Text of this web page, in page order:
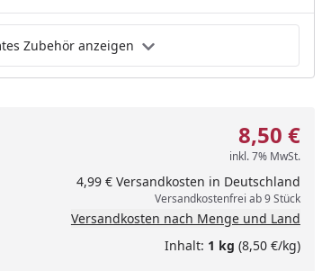
Zubehör anzeigen
eingeben
um eins erhöhen
8,50 €
inkl. 7% MwSt.
4,99 € Versandkosten in Deutschland
Versandkostenfrei ab 9 Stück
Versandkosten nach Menge und Land
Inhalt: 1 kg (8,50 €/kg)